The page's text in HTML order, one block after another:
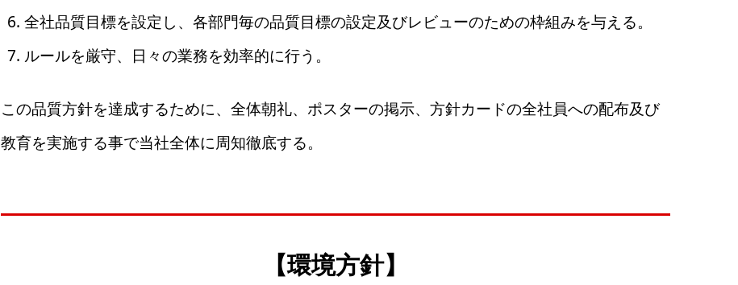
全社品質目標を設定し、各部門毎の品質目標の設定及びレビューのための枠組みを与える。
ルールを厳守、日々の業務を効率的に行う。
この品質方針を達成するために、全体朝礼、ポスターの掲示、方針カードの全社員への配布及び
教育を実施する事で当社全体に周知徹底する。
【環境方針】